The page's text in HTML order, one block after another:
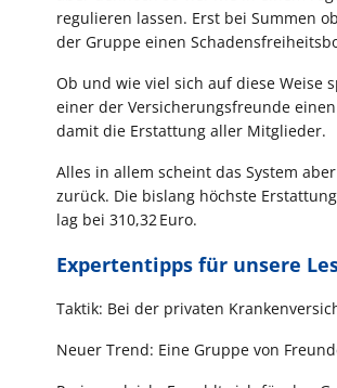
regulieren lassen. Erst bei Summen
der Gruppe einen
Ob und wie viel sich auf diese Weise
einer der Versicherungsfreunde
damit die Erstattung aller Mitglieder.
Alles in allem scheint das System
zurück. Die bislang höchste
lag bei 310,32 Euro.
Expertentipps für unsere
Taktik: Bei der privaten
Neuer Trend: Eine Gruppe von